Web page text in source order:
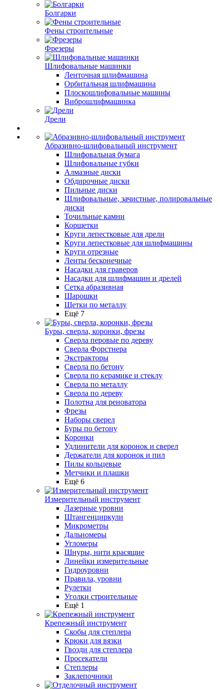
Болгарки
Фены строительные
Фрезеры
Шлифовальные машинки
Ленточная шлифмашина
Орбитальная шлифмашина
Плоскошлифовальные машины
Виброшлифмашинка
Дрели
Абразивно-шлифовальный инструмент
Шлифовальная бумага
Шлифовальные губки
Алмазные диски
Обдирочные диски
Пильные диски
Шлифовальные, зачистные, полировальные
диски
Точильные камни
Корщетки
Круги лепестковые для дрели
Круги лепестковые для шлифмашины
Круги отрезные
Ленты бесконечные
Насадки для граверов
Насадки для шлифмашин и дрелей
Сетка абразивная
Шарошки
Щетки по металлу
Ещё 7
Буры, сверла, коронки, фрезы
Сверла перовые по дереву
Сверла Форстнера
Экстракторы
Сверла по бетону
Сверла по керамике и стеклу
Сверла по металлу
Сверла по дереву
Полотна для реноватора
Фрезы
Наборы сверел
Буры по бетону
Коронки
Удлинители для коронок и сверел
Держатели для коронок и пил
Пилы кольцевые
Метчики и плашки
Ещё 6
Измерительный инструмент
Лазерные уровни
Штангенциркули
Микрометры
Дальномеры
Угломеры
Шнуры, нити красящие
Линейки измерительные
Гидроуровни
Правила, уровни
Рулетки
Уголки строительные
Ещё 1
Крепежный инструмент
Скобы для степлера
Крюки для вязки
Гвозди для степлера
Просекатели
Степлеры
Заклепочники